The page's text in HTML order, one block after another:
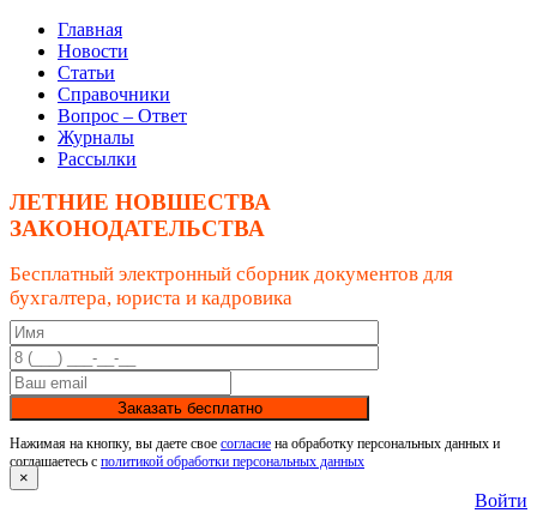
Главная
Новости
Статьи
Справочники
Вопрос – Ответ
Журналы
Рассылки
ЛЕТНИЕ НОВШЕСТВА
ЗАКОНОДАТЕЛЬСТВА
Бесплатный электронный сборник документов для
бухгалтера, юриста и кадровика
Заказать бесплатно
Нажимая на кнопку, вы даете свое согласие на обработку персональных данных и
соглашаетесь с политикой обработки персональных данных
×
Войти